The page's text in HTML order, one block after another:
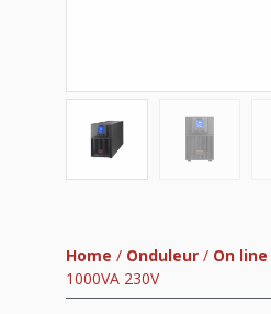
Home / Onduleur / On line
1000VA 230V